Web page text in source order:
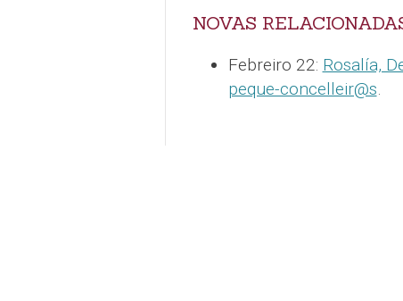
NOVAS
Febreiro 22: Rosalía,
peque-concelleir@s.